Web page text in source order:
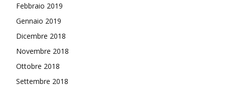
Febbraio 2019
Gennaio 2019
Dicembre 2018
Novembre 2018
Ottobre 2018
Settembre 2018